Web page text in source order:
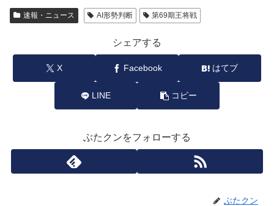
速報・ニュース AI形勢判断 第69期王将戦
シェアする
X Facebook はてブ
LINE コピー
ぶたクンをフォローする
ぶたクン